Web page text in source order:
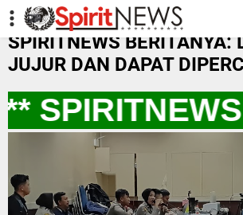
-->
SPIRITNEWS BERITANYA:
JUJUR DAN DAPAT